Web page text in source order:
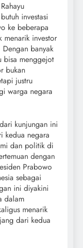
investasi
ke beberapa
menarik investor
banyak
bisa menggejot
bukan
justru
warga negara
kunjungan ini
kedua negara
dan politik di
dengan
Prabowo
sebagai
ini diyakini
dalam
menarik
dari kedua